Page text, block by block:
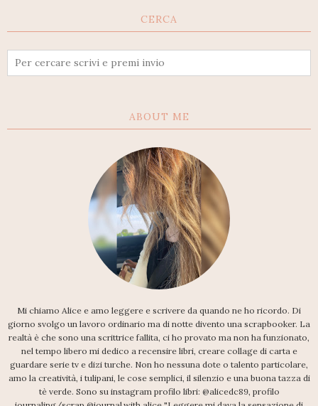
CERCA
ABOUT ME
Mi chiamo Alice e amo leggere e scrivere da quando ne ho ricordo. Di
giorno svolgo un lavoro ordinario ma di notte divento una scrapbooker. La
realtà è che sono una scrittrice fallita, ci ho provato ma non ha funzionato,
nel tempo libero mi dedico a recensire libri, creare collage di carta e
guardare serie tv e dizi turche. Non ho nessuna dote o talento particolare,
amo la creatività, i tulipani, le cose semplici, il silenzio e una buona tazza di
tè verde. Sono su instagram profilo libri: @alicedc89, profilo